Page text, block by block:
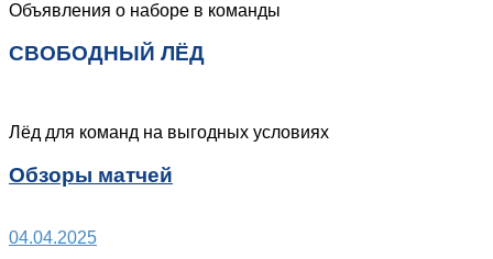
Объявления о наборе в команды
СВОБОДНЫЙ ЛЁД
Лёд для команд на выгодных условиях
Обзоры матчей
04.04.2025